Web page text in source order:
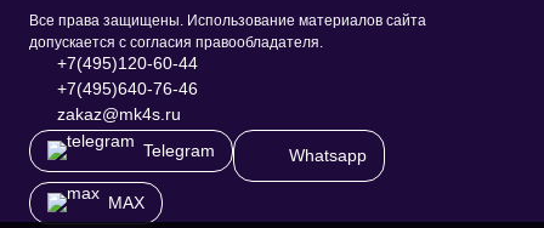
Все права защищены. Использование материалов сайта
допускается с согласия правообладателя.
+7(495)120-60-44
+7(495)640-76-46
zakaz@mk4s.ru
Telegram
Whatsapp
MAX